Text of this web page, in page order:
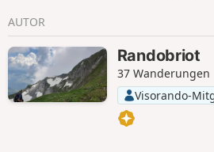
AUTOR
Randobriot
37 Wanderungen
Visorando-